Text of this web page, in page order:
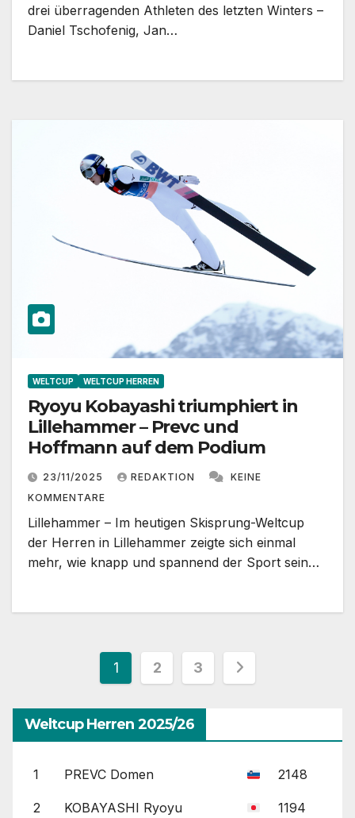
drei überragenden Athleten des letzten Winters –
Daniel Tschofenig, Jan…
WELTCUP WELTCUP HERREN
Ryoyu Kobayashi triumphiert in
Lillehammer – Prevc und
Hoffmann auf dem Podium
23/11/2025 REDAKTION
KEINE
KOMMENTARE
Lillehammer – Im heutigen Skisprung-Weltcup
der Herren in Lillehammer zeigte sich einmal
mehr, wie knapp und spannend der Sport sein…
Seitennummerierung
der
Beiträge
1 2 3
Weltcup Herren 2025/26
1 PREVC Domen 2148
2 KOBAYASHI Ryoyu 1194